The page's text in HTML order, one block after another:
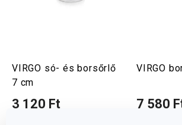
VIRGO só- és borsőrlő
7 cm
3 120 Ft
VIRGO
7 580